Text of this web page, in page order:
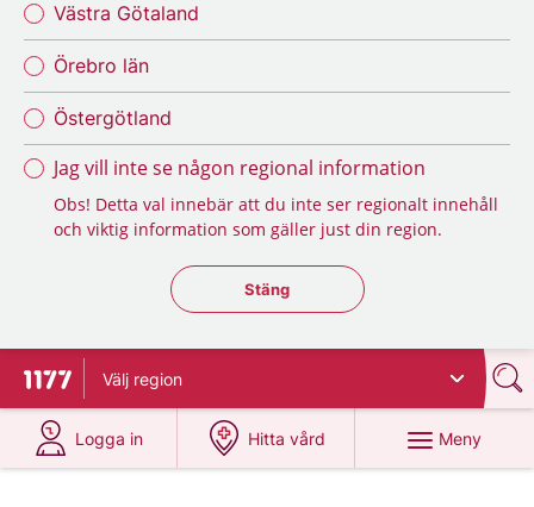
Västra Götaland
Örebro län
Östergötland
Jag vill inte se någon regional information
Obs! Detta val innebär att du inte ser regionalt innehåll
och viktig information som gäller just din region.
Stäng regionsväljaren
Stäng
Till startsidan för 1177
Välj region
Logga in
på 1177.se
Hitta vård
på 1177.se
Meny